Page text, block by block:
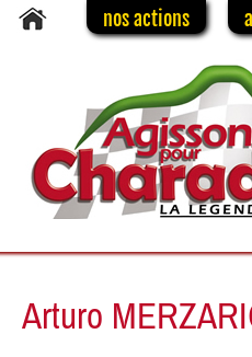
nos actions
Arturo